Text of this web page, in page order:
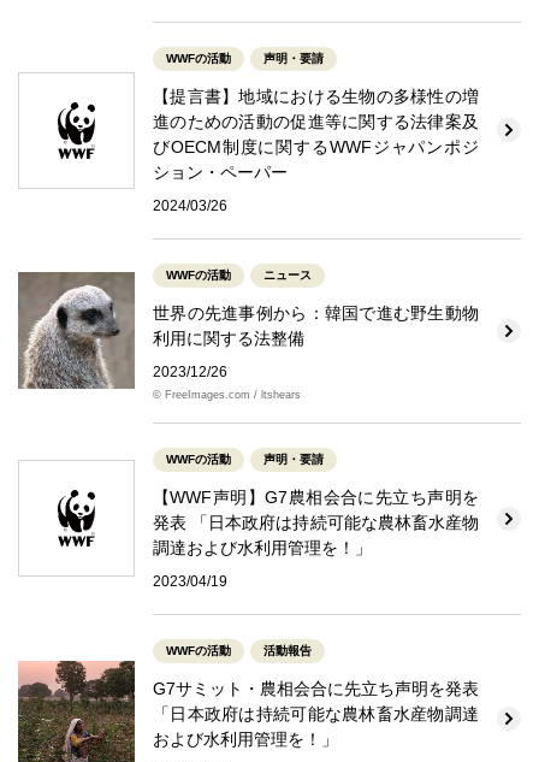
WWFの活動 声明・要請
【提言書】地域における生物の多様性の増
進のための活動の促進等に関する法律案及
びOECM制度に関するWWFジャパンポジ
ション・ペーパー
2024/03/26
WWFの活動 ニュース
世界の先進事例から：韓国で進む野生動物
利用に関する法整備
2023/12/26
© FreeImages.com / ltshears
WWFの活動 声明・要請
【WWF声明】G7農相会合に先立ち声明を
発表 「日本政府は持続可能な農林畜水産物
調達および水利用管理を！」
2023/04/19
WWFの活動 活動報告
G7サミット・農相会合に先立ち声明を発表
「日本政府は持続可能な農林畜水産物調達
および水利用管理を！」